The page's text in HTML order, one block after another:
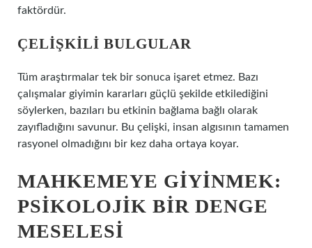
faktördür.
ÇELIŞKILI BULGULAR
Tüm araştırmalar tek bir sonuca işaret etmez. Bazı
çalışmalar giyimin kararları güçlü şekilde etkilediğini
söylerken, bazıları bu etkinin bağlama bağlı olarak
zayıfladığını savunur. Bu çelişki, insan algısının tamamen
rasyonel olmadığını bir kez daha ortaya koyar.
MAHKEMEYE GIYINMEK:
PSIKOLOJIK BIR DENGE
MESELESI